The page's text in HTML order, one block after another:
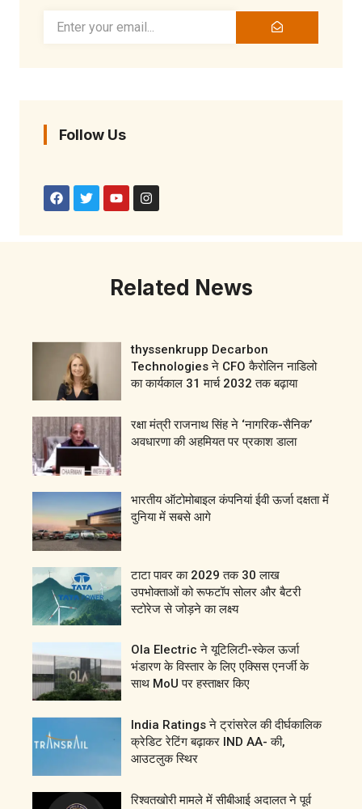
Follow Us
Related News
thyssenkrupp Decarbon
Technologies ने CFO कैरोलिन नाडिलो
का कार्यकाल 31 मार्च 2032 तक बढ़ाया
रक्षा मंत्री राजनाथ सिंह ने ‘नागरिक-सैनिक’
अवधारणा की अहमियत पर प्रकाश डाला
भारतीय ऑटोमोबाइल कंपनियां ईवी ऊर्जा दक्षता में
दुनिया में सबसे आगे
टाटा पावर का 2029 तक 30 लाख
उपभोक्ताओं को रूफटॉप सोलर और बैटरी
स्टोरेज से जोड़ने का लक्ष्य
Ola Electric ने यूटिलिटी-स्केल ऊर्जा
भंडारण के विस्तार के लिए एक्सिस एनर्जी के
साथ MoU पर हस्ताक्षर किए
India Ratings ने ट्रांसरेल की दीर्घकालिक
क्रेडिट रेटिंग बढ़ाकर IND AA- की,
आउटलुक स्थिर
रिश्वतखोरी मामले में सीबीआई अदालत ने पूर्व